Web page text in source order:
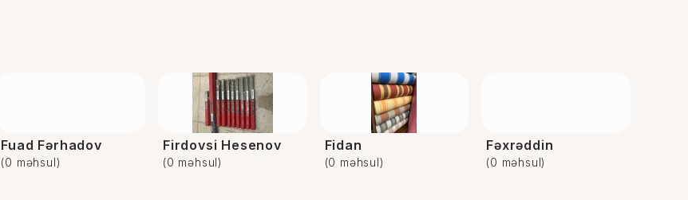
Fuad Fərhadov
(0 məhsul)
Firdovsi Hesenov
(0 məhsul)
Fidan
(0 məhsul)
Fəxrəddin
(0 məhsul)